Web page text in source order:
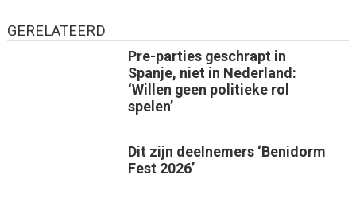
GERELATEERD
Pre-parties geschrapt in
Spanje, niet in Nederland:
‘Willen geen politieke rol
spelen’
Dit zijn deelnemers ‘Benidorm
Fest 2026’